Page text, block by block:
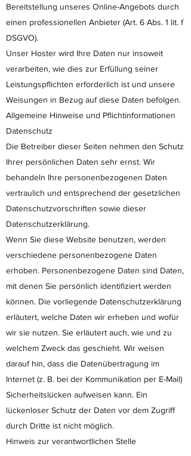
Bereitstellung unseres Online-Angebots durch
einen professionellen Anbieter (Art. 6 Abs. 1 lit. f
DSGVO).
Unser Hoster wird Ihre Daten nur insoweit
verarbeiten, wie dies zur Erfüllung seiner
Leistungspflichten erforderlich ist und unsere
Weisungen in Bezug auf diese Daten befolgen.
Allgemeine Hinweise und Pflichtinformationen
Datenschutz
Die Betreiber dieser Seiten nehmen den Schutz
Ihrer persönlichen Daten sehr ernst. Wir
behandeln Ihre personenbezogenen Daten
vertraulich und entsprechend der gesetzlichen
Datenschutzvorschriften sowie dieser
Datenschutzerklärung.
Wenn Sie diese Website benutzen, werden
verschiedene personenbezogene Daten
erhoben. Personenbezogene Daten sind Daten,
mit denen Sie persönlich identifiziert werden
können. Die vorliegende Datenschutzerklärung
erläutert, welche Daten wir erheben und wofür
wir sie nutzen. Sie erläutert auch, wie und zu
welchem Zweck das geschieht. Wir weisen
darauf hin, dass die Datenübertragung im
Internet (z. B. bei der Kommunikation per E-Mail)
Sicherheitslücken aufweisen kann. Ein
lückenloser Schutz der Daten vor dem Zugriff
durch Dritte ist nicht möglich.
Hinweis zur verantwortlichen Stelle